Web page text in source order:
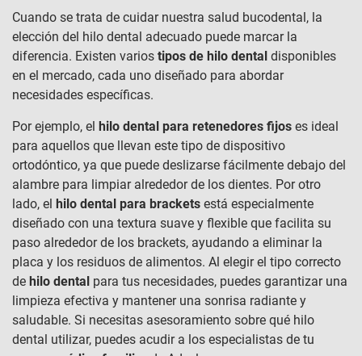
Cuando se trata de cuidar nuestra salud bucodental, la
elección del hilo dental adecuado puede marcar la
diferencia. Existen varios tipos de hilo dental disponibles
en el mercado, cada uno diseñado para abordar
necesidades específicas.
Por ejemplo, el hilo dental para retenedores fijos es ideal
para aquellos que llevan este tipo de dispositivo
ortodóntico, ya que puede deslizarse fácilmente debajo del
alambre para limpiar alrededor de los dientes. Por otro
lado, el hilo dental para brackets está especialmente
diseñado con una textura suave y flexible que facilita su
paso alrededor de los brackets, ayudando a eliminar la
placa y los residuos de alimentos. Al elegir el tipo correcto
de hilo dental para tus necesidades, puedes garantizar una
limpieza efectiva y mantener una sonrisa radiante y
saludable. Si necesitas asesoramiento sobre qué hilo
dental utilizar, puedes acudir a los especialistas de tu